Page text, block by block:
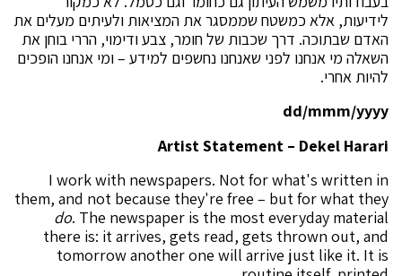
לידיעות, אלא כמשטח שממסגר את המציאות ולעיתים מעלים את
האדם שבתוכה. דרך שכבות של חומר, צבע ודימוי, הררי בוחן את
השאלה מי אנחנו לפני שאנחנו נחשפים למידע – ומי אנחנו הופכים
להיות אחרי.
dd/mmm/yyyy
Artist Statement – Dekel Harari
I work with newspapers. Not for what's written in
them, and not because they're free – but for what they
do. The newspaper is the most everyday material
there is: it arrives, gets read, gets thrown out, and
tomorrow another one will arrive just like it. It is